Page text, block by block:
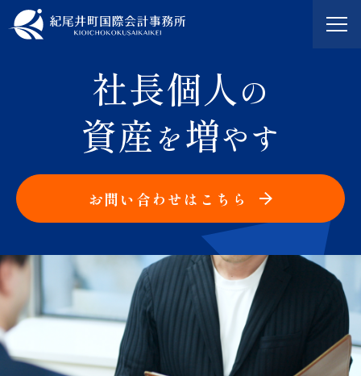
社長個人の
資産を増やす
お問い合わせはこちら